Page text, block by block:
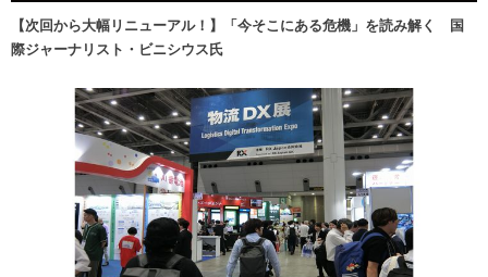
【次回から大幅リニューアル！】「今そこにある危機」を読み解く 国
際ジャーナリスト・ビニシウス氏